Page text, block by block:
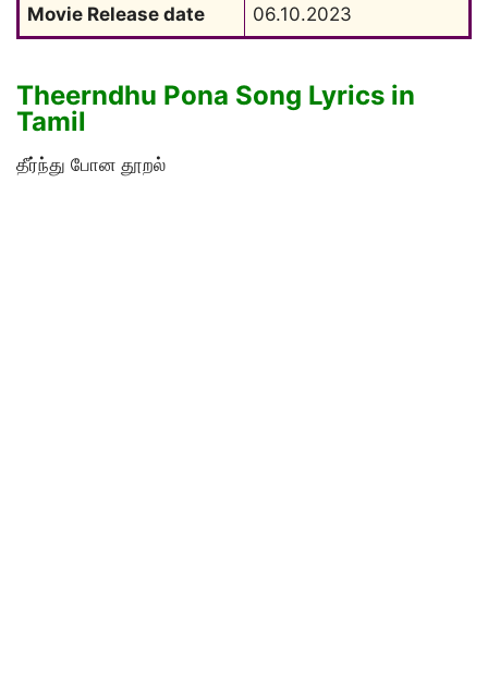
Movie Release date
06.10.2023
Theerndhu Pona Song Lyrics in
Tamil
தீர்ந்து போன தூறல்